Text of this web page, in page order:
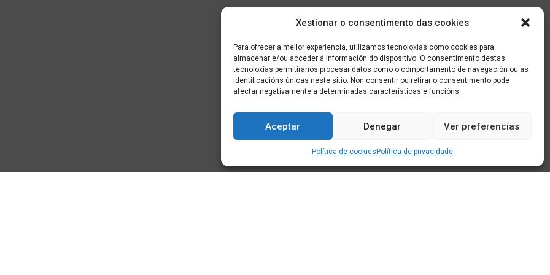
Xestionar o consentimento das cookies
Para ofrecer a mellor experiencia, utilizamos tecnoloxías como cookies para
almacenar e/ou acceder á información do dispositivo. O consentimento destas
tecnoloxías permitiranos procesar datos como o comportamento de navegación ou as
identificacións únicas neste sitio. Non consentir ou retirar o consentimento pode
afectar negativamente a determinadas características e funcións.
Aceptar Denegar Ver preferencias
Política de cookies Política de privacidade